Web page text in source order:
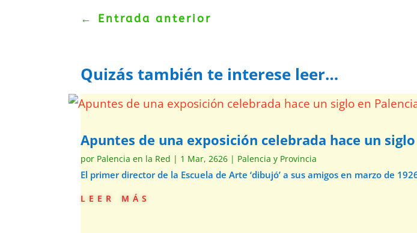
← Entrada anterior
Quizás también te interese leer…
Apuntes de una exposición celebrada hace un
por Palencia en la Red | 1 Mar, 2626 | Palencia y Provincia
El primer director de la Escuela de Arte ‘dibujó’ a sus amigos en marzo de
leer más